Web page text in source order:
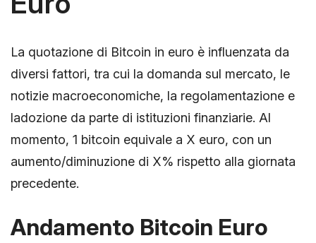
La quotazione di Bitcoin in euro è influenzata da
diversi fattori, tra cui la domanda sul mercato, le
notizie macroeconomiche, la regolamentazione e
ladozione da parte di istituzioni finanziarie. Al
momento, 1 bitcoin equivale a X euro, con un
aumento/diminuzione di X% rispetto alla giornata
precedente.
Andamento Bitcoin Euro